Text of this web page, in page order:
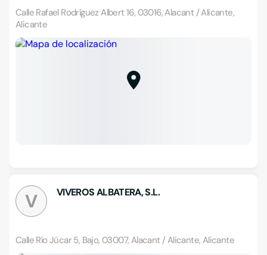
Calle Rafael Rodríguez Albert 16, 03016, Alacant / Alicante,
Alicante
V VIVEROS ALBATERA, S.L.
Calle Río Júcar 5, Bajo, 03007, Alacant / Alicante, Alicante